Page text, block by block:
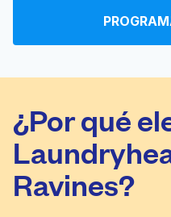
Dublin Cleaners
¿Por qué
Ravines?